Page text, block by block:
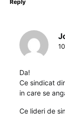
Reply
Da!
Ce sindicat
in care se
Ce lideri de